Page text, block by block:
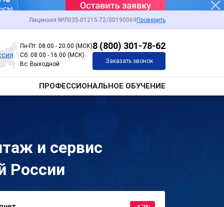
Лицензия №Л035-01215-72/00190069 Проверить
Пн-Пт: 08:00 - 20:00 (МСК)
Сб: 08:00 - 16:00 (МСК)
Вс: Выходной
8 (800) 301-78-62
Заказать звонок
ПРОФЕССИОНАЛЬНОЕ ОБУЧЕНИЕ
и сервис
России